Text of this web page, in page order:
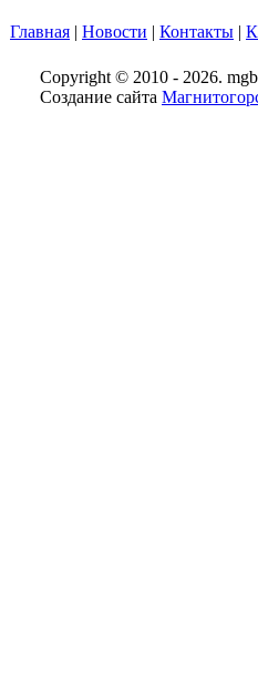
Главная | Новости | Контакты |
Copyright © 2010 - 2026.
Создание сайта